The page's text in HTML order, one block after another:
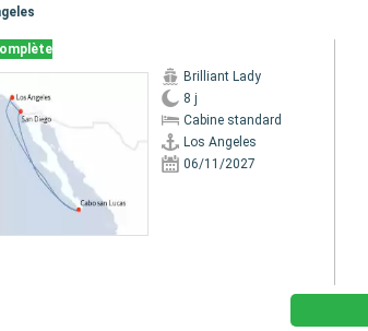
Brilliant Lady
8 j
Cabine standard
Los Angeles
06/11/2027